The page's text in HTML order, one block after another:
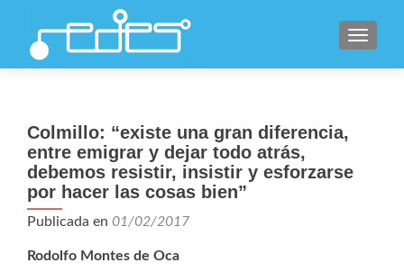
Colmillo: “existe una gran diferencia,
entre emigrar y dejar todo atrás,
debemos resistir, insistir y esforzarse
por hacer las cosas bien”
Publicada en 01/02/2017
Rodolfo Montes de Oca